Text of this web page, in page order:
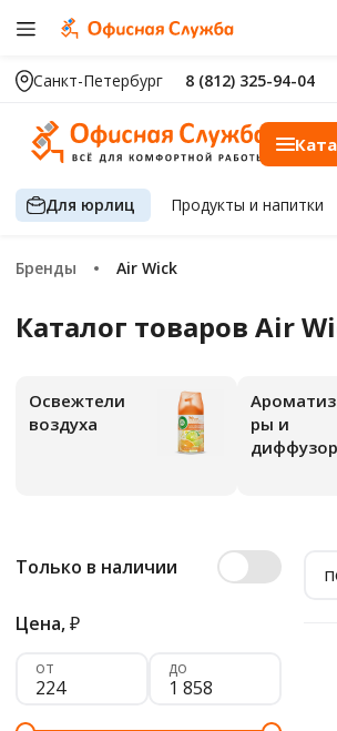
Санкт-Петербург 8 (812) 325-94-04
Для юрлиц Продуктыи напитки
Бренды Air Wick
Каталог товаров Air
Освежтели
воздуха
ры и
Только в наличии
Цена,₽
от до